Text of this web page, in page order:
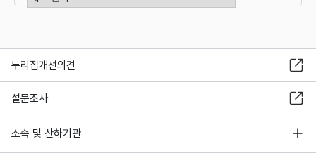
누리집개선의견
설문조사
소속 및 산하기관